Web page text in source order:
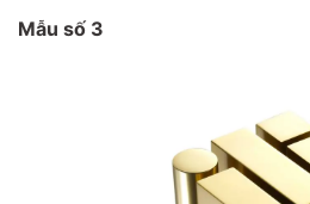
Mẫu số 3